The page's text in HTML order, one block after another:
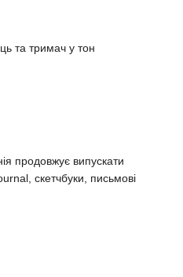
та тримач у тон
продовжує випускати
скетчбуки, письмові